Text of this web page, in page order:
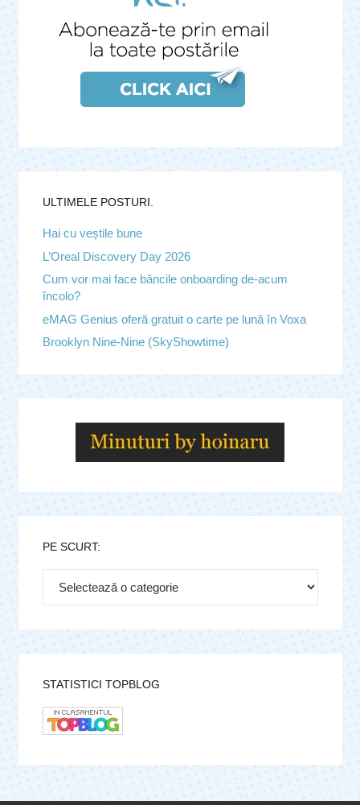
ULTIMELE POSTURI.
Hai cu veștile bune
L’Oreal Discovery Day 2026
Cum vor mai face băncile onboarding de-acum
încolo?
eMAG Genius oferă gratuit o carte pe lună în Voxa
Brooklyn Nine-Nine (SkyShowtime)
PE SCURT:
STATISTICI TOPBLOG